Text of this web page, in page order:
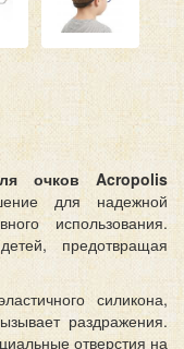
очков Acropolis
для надежной
использования.
предотвращая
силикона,
раздражения.
отверстия на